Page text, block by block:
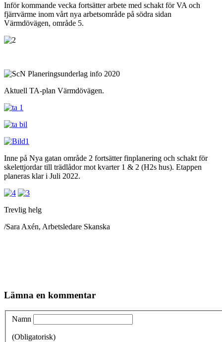
Inför kommande vecka fortsätter arbete med schakt för VA och
fjärrvärme inom vårt nya arbetsområde på södra sidan
Värmdövägen, område 5.
Aktuell TA-plan Värmdövägen.
Inne på Nya gatan område 2 fortsätter finplanering och schakt för
skelettjordar till trädlådor mot kvarter 1 & 2 (H2s hus). Etappen
planeras klar i Juli 2022.
Trevlig helg
/Sara Axén, Arbetsledare Skanska
Lämna en kommentar
Namn
(Obligatorisk)